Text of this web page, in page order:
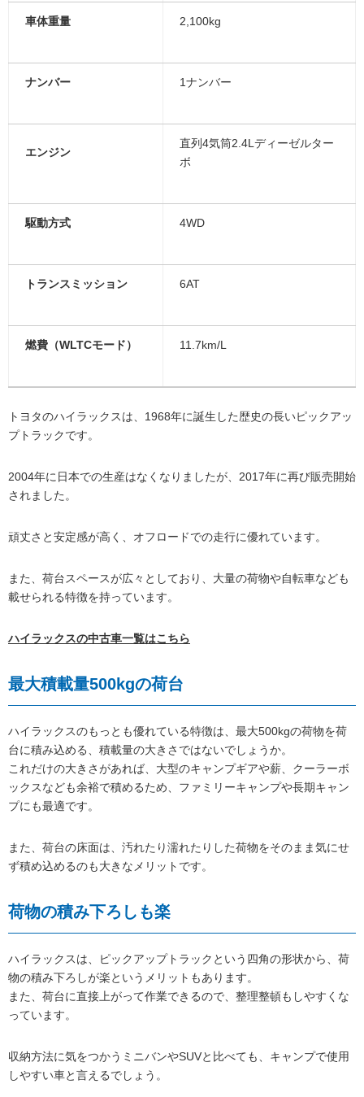
車体重量 2,100kg
ナンバー 1ナンバー
エンジン
直列4気筒2.4Lディーゼルター
ボ
駆動方式 4WD
トランスミッション 6AT
燃費（WLTCモード） 11.7km/L
トヨタのハイラックスは、1968年に誕生した歴史の長いピックアッ
プトラックです。
2004年に日本での生産はなくなりましたが、2017年に再び販売開始
されました。
頑丈さと安定感が高く、オフロードでの走行に優れています。
また、荷台スペースが広々としており、大量の荷物や自転車なども
載せられる特徴を持っています。
ハイラックスの中古車一覧はこちら
最大積載量500kgの荷台
ハイラックスのもっとも優れている特徴は、最大500kgの荷物を荷
台に積み込める、積載量の大きさではないでしょうか。
これだけの大きさがあれば、大型のキャンプギアや薪、クーラーボ
ックスなども余裕で積めるため、ファミリーキャンプや長期キャン
プにも最適です。
また、荷台の床面は、汚れたり濡れたりした荷物をそのまま気にせ
ず積め込めるのも大きなメリットです。
荷物の積み下ろしも楽
ハイラックスは、ピックアップトラックという四角の形状から、荷
物の積み下ろしが楽というメリットもあります。
また、荷台に直接上がって作業できるので、整理整頓もしやすくな
っています。
収納方法に気をつかうミニバンやSUVと比べても、キャンプで使用
しやすい車と言えるでしょう。